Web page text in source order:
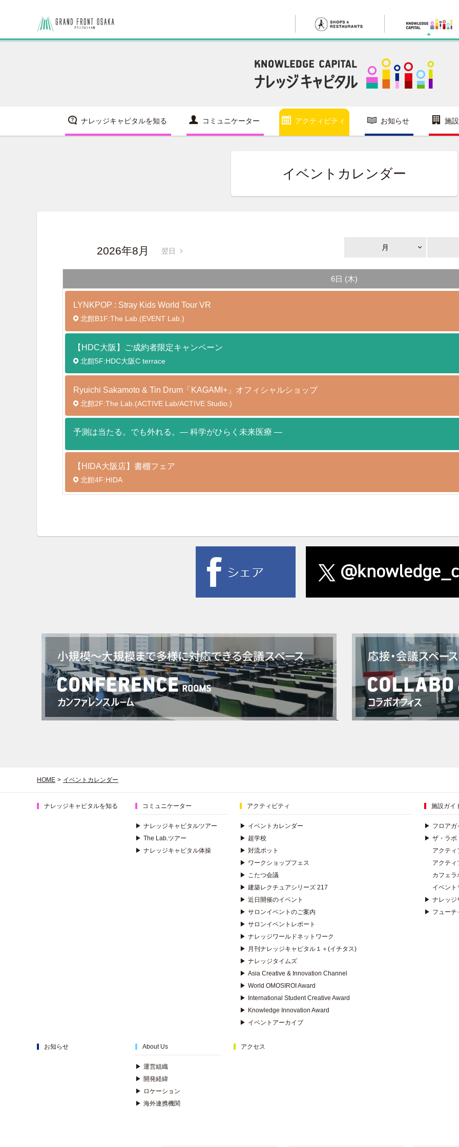
ナレッジキャピタルを知る コミュニケーター アクティビティ お知らせ 施
イベントカレンダー
2026年8月 翌日 月
6日 (木)
LYNKPOP : Stray Kids World TourVR
北館B1F:The Lab.(EVENT Lab.)
【HDC大阪】ご成約者限定キャンペーン
北館5F:HDC大阪C terrace
Ryuichi Sakamoto & Tin Drum「KAGAMI+」オフィシャルショップ
北館2F:The Lab.(ACTIVE Lab/ACTIVE Studio.)
予測は当たる。でも外れる。― 科学がひらく未来医療 ―
【HIDA大阪店】書棚フェア
北館4F:HIDA
HOME > イベントカレンダー
ナレッジキャピタルを知る コミュニケーター
▶ ナレッジキャピタルツアー
▶ The Lab.ツアー
▶ ナレッジキャピタル体操
アクティビティ
▶ イベントカレンダー
▶ 超学校
▶ 対流ポット
▶ ワークショップフェス
▶ こたつ会議
▶ 建築レクチュアシリーズ 217
▶ 近日開催のイベント
▶ サロンイベントのご案内
▶ サロンイベントレポート
▶ ナレッジワールドネットワーク
▶ 月刊ナレッジキャピタル１＋(イチタス)
▶ ナレッジタイムズ
▶ Asia Creative & Innovation Channel
▶ World OMOSIROI Award
▶
International Student Creative Award
▶ Knowledge Innovation Award
▶ イベントアーカイブ
施設ガイ
▶ フロアガ
▶ ザ・ラボ
アクティ
アクティ
カフェラ
イベント
▶ ナレッジ
▶ フューチ
お知らせ About Us
▶ 運営組織
▶ 開発経緯
▶ ロケーション
▶ 海外連携機関
アクセス